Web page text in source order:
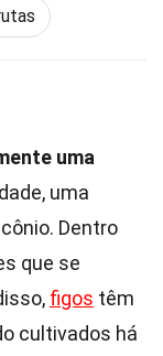
uma
uma
Dentro
que se
figos têm
cultivados há